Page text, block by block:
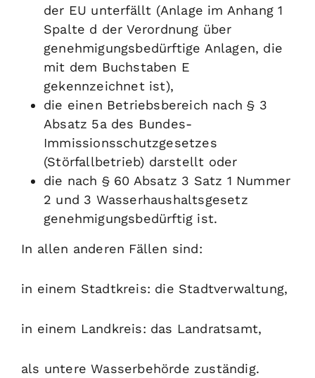
der EU unterfällt (Anlage im Anhang 1
Spalte d der Verordnung über
genehmigungsbedürftige Anlagen, die
mit dem Buchstaben E
gekennzeichnet ist),
die einen Betriebsbereich nach § 3
Absatz 5a des Bundes-
Immissionsschutzgesetzes
(Störfallbetrieb) darstellt oder
die nach § 60 Absatz 3 Satz 1 Nummer
2 und 3 Wasserhaushaltsgesetz
genehmigungsbedürftig ist.
In allen anderen Fällen sind:
in einem Stadtkreis: die Stadtverwaltung,
in einem Landkreis: das Landratsamt,
als untere Wasserbehörde zuständig.